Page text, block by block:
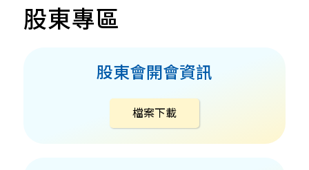
股東專區
股東會開會資訊
檔案下載